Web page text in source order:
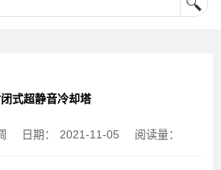
式超静音冷却塔
日期： 2021-11-05 阅读量：